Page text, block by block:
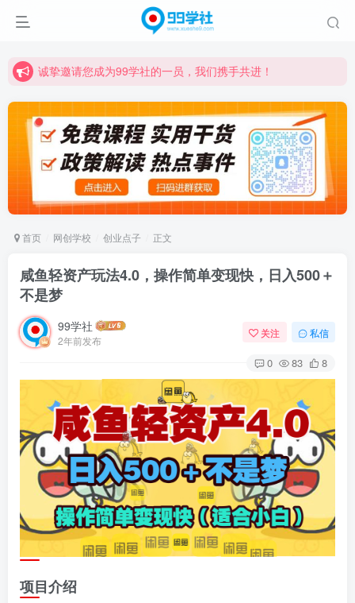
诚挚邀请您成为99学社的一员，我们携手共进！
诚挚邀请您成为99学社的一员，我们携手共进！
学习路上不孤独，99学社与你同行！分享全网优质VIP资源，炒股教程、创业教程、网络营销教程、自媒体短视频教程等，长期更新各大精品创业项目！
首页 网创学校 创业点子 正文
咸鱼轻资产玩法4.0，操作简单变现快，日入500＋
不是梦
99学社
2年前发布
关注 私信
0 83 8
项目介绍